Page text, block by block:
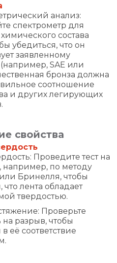
анализ:
спектрометр для
состава
убедиться, что он
заявленному
(например, SAE или
бронза должна
соотношение
и других легирующих
свойства
Проведите тест на
например, по методу
Бринелля, чтобы
что лента обладает
твердостью.
Проверьте
на разрыв, чтобы
её соответствие